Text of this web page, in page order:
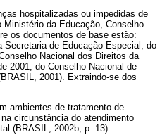
hospitalizadas ou impedidas de
da Educação, Conselho
os documentos de base estão:
Secretaria de Educação Especial, do
Nacional dos Direitos da
2001, do Conselho Nacional de
2001). Extraindo-se dos
ambientes de tratamento de
circunstância do atendimento
(BRASIL, 2002b, p. 13).